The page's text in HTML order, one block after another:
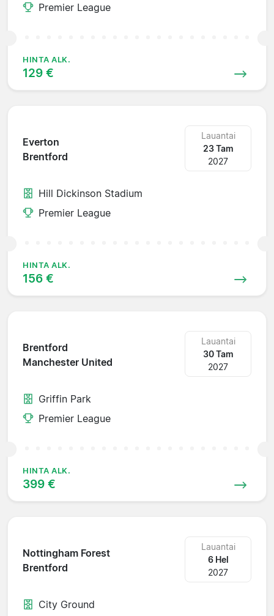
Premier League
HINTA ALK.
129 €
Everton
Brentford
Lauantai
23 Tam
2027
Hill Dickinson Stadium
Premier League
HINTA ALK.
156 €
Brentford
Manchester United
Lauantai
30 Tam
2027
Griffin Park
Premier League
HINTA ALK.
399 €
Nottingham Forest
Brentford
Lauantai
6 Hel
2027
City Ground